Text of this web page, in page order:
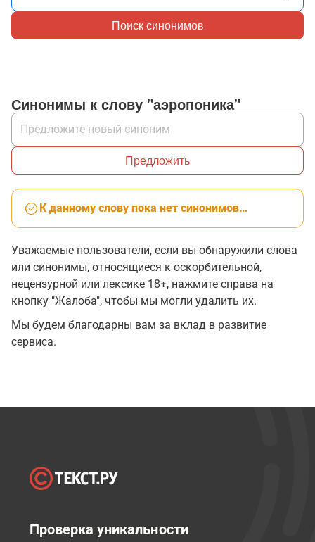
Поиск синонимов
Синонимы к слову "аэропоника"
Предложить
К данному слову пока нет синонимов…
Уважаемые пользователи, если вы обнаружили слова
или синонимы, относящиеся к оскорбительной,
нецензурной или лексике 18+, нажмите справа на
кнопку "Жалоба", чтобы мы могли удалить их.
Мы будем благодарны вам за вклад в развитие
сервиса.
Проверка уникальности